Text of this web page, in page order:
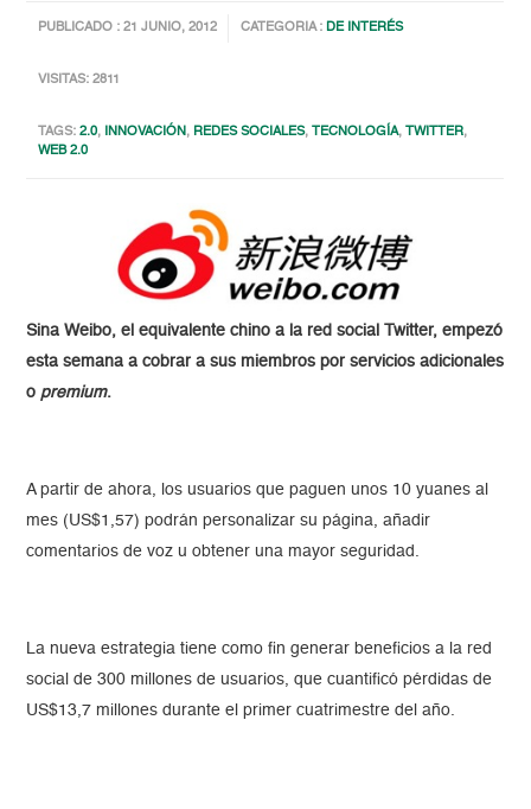
PUBLICADO : 21 JUNIO, 2012 CATEGORIA :DE INTERÉS
VISITAS: 2811
TAGS:2.0, INNOVACIÓN, REDES SOCIALES, TECNOLOGÍA, TWITTER,
WEB 2.0
Sina Weibo, el equivalente chino a la red social Twitter, empezó
esta semana a cobrar a sus miembros por servicios adicionales
opremium.
A partir de ahora, los usuarios que paguen unos 10 yuanes al
mes (US$1,57) podrán personalizar su página, añadir
comentarios de voz u obtener una mayor seguridad.
La nueva estrategia tiene como fin generar beneficios a la red
social de 300 millones de usuarios, que cuantificó pérdidas de
US$13,7 millones durante el primer cuatrimestre del año.